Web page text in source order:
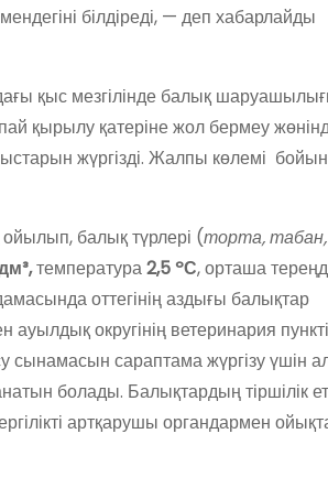
білдіреді, — деп хабарлайды
қыс мезгілінде балық
қырылу қатеріне жол бермеу
жүргізді. Жалпы көлемі
балық түрлері (торта, табан,
температура2,5 ºС, орташа
оттегінің аздығы балықтар
ауылдық округінің ветеринария пункті
сараптама жүргізу үшін
болады. Балықтардың тіршілік
артқарушы органдармен